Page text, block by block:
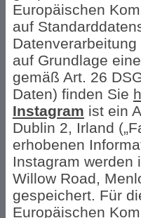
Europäischen
auf
auf Grundlage
gemäß Art. 26
Daten) finden Sie
Instagram ist ein
Dublin 2, Irland
erhobenen
Instagram werden
Willow Road,
gespeichert. Für
Europäischen